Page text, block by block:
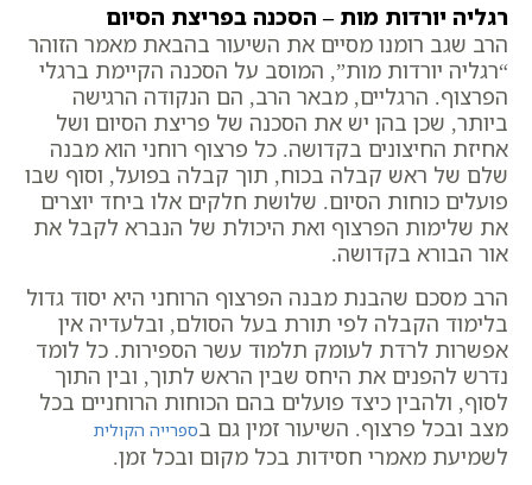
רגליה יורדות מות – הסכנה בפריצת הסיום
הרב שגב רומנו מסיים את השיעור בהבאת מאמר הזוהר
“רגליה יורדות מות”, המוסב על הסכנה הקיימת ברגלי
הפרצוף. הרגליים, מבאר הרב, הם הנקודה הרגישה
ביותר, שכן בהן יש את הסכנה של פריצת הסיום ושל
אחיזת החיצונים בקדושה. כל פרצוף רוחני הוא מבנה
שלם של ראש קבלה בכוח, תוך קבלה בפועל, וסוף שבו
פועלים כוחות הסיום. שלושת חלקים אלו ביחד יוצרים
את שלימות הפרצוף ואת היכולת של הנברא לקבל את
אור הבורא בקדושה.
הרב מסכם שהבנת מבנה הפרצוף הרוחני היא יסוד גדול
בלימוד הקבלה לפי תורת בעל הסולם, ובלעדיה אין
אפשרות לרדת לעומק תלמוד עשר הספירות. כל לומד
נדרש להפנים את היחס שבין הראש לתוך, ובין התוך
לסוף, ולהבין כיצד פועלים בהם הכוחות הרוחניים בכל
מצב ובכל פרצוף. השיעור זמין גם בספרייה הקולית
לשמיעת מאמרי חסידות בכל מקום ובכל זמן.